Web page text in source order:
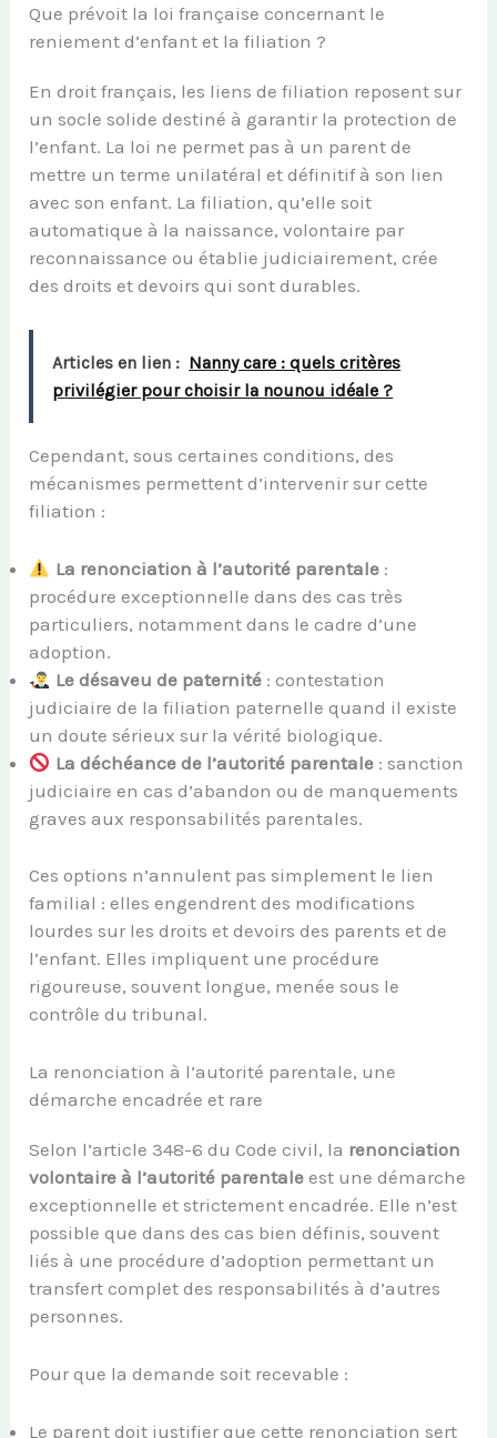
Que prévoit la loi française concernant le
reniement d’enfant et la filiation ?
En droit français, les liens de filiation reposent sur
un socle solide destiné à garantir la protection de
l’enfant. La loi ne permet pas à un parent de
mettre un terme unilatéral et définitif à son lien
avec son enfant. La filiation, qu’elle soit
automatique à la naissance, volontaire par
reconnaissance ou établie judiciairement, crée
des droits et devoirs qui sont durables.
Articles en lien : Nanny care : quels critères
privilégier pour choisir la nounou idéale ?
Cependant, sous certaines conditions, des
mécanismes permettent d’intervenir sur cette
filiation :
La renonciation à l’autorité parentale:
procédure exceptionnelle dans des cas très
particuliers, notamment dans le cadre d’une
adoption.
Le désaveu de paternité: contestation
judiciaire de la filiation paternelle quand il existe
un doute sérieux sur la vérité biologique.
La déchéance de l’autorité parentale: sanction
judiciaire en cas d’abandon ou de manquements
graves aux responsabilités parentales.
Ces options n’annulent pas simplement le lien
familial : elles engendrent des modifications
lourdes sur les droits et devoirs des parents et de
l’enfant. Elles impliquent une procédure
rigoureuse, souvent longue, menée sous le
contrôle du tribunal.
La renonciation à l’autorité parentale, une
démarche encadrée et rare
Selon l’article 348-6 du Code civil, la renonciation
volontaire à l’autorité parentale est une démarche
exceptionnelle et strictement encadrée. Elle n’est
possible que dans des cas bien définis, souvent
liés à une procédure d’adoption permettant un
transfert complet des responsabilités à d’autres
personnes.
Pour que la demande soit recevable :
Le parent doit justifier que cette renonciation sert